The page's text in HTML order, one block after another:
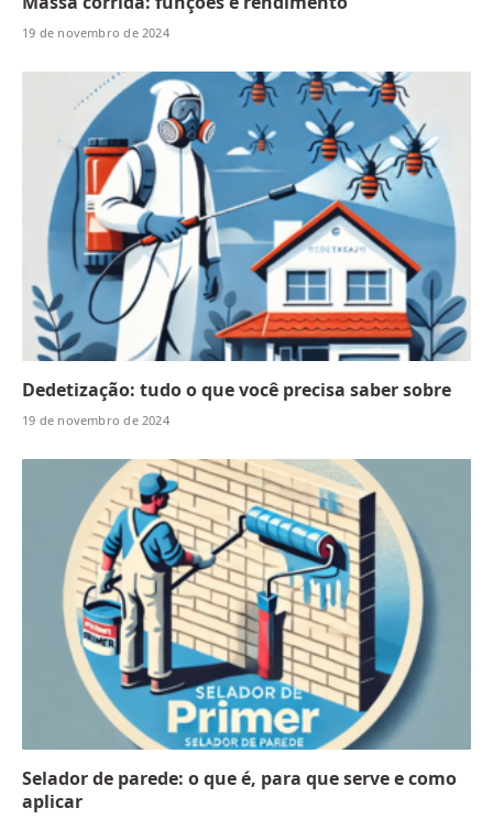
19 de novembro de 2024
Dedetização: tudo o que você precisa saber sobre
19 de novembro de 2024
Selador de parede: o que é, para que serve e como
aplicar